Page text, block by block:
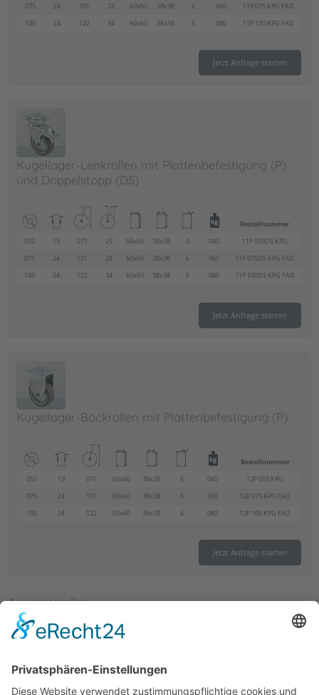
075
24 101 28 60x60 38x38 6 060
11P 075 KPG FAD
100
24 122 34 60x60 38x38 6 080 11P 100 KPG FAD
Jetzt Anfrage starten
Kugellager-Lenkrollen mit Plattenbefestigung (P)
und Doppelstopp (DS)
Bestellnummer
050
19 071 25 60x60 38x38 6 040
11P 050DS KPG
075
24 101 28 60x60 38x38 6 060
11P 075DS KPG FAD
100
24 122 34 60x60 38x38 6 080 11P 100DS KPG FAD
Jetzt Anfrage starten
Kugellager-Bockrollen mit Plattenbefestigung (P)
Bestellnummer
050
19 071 60x60 38x38 6 040
12P 050 KPG
075
24 101 60x60 38x38 6 060
12P 075 KPG FAD
100
24 122 60x60 38x38 6 080 12P 100 KPG FAD
Jetzt Anfrage starten
Apparaterollen
Apparaterollen mit Gleitlagerrädern
Apparate-Doppelrollen mit Gleit-/ Kugellagerrädern
Apparate-Doppelrollen mit Gleitlager-Kunststoffrädern